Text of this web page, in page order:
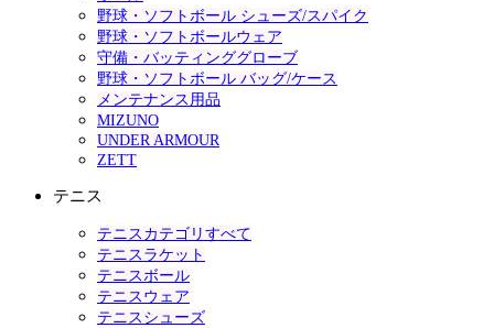
野球・ソフトボール シューズ/スパイク
野球・ソフトボールウェア
守備・バッティンググローブ
野球・ソフトボール バッグ/ケース
メンテナンス用品
MIZUNO
UNDER ARMOUR
ZETT
テニス
テニスカテゴリすべて
テニスラケット
テニスボール
テニスウェア
テニスシューズ